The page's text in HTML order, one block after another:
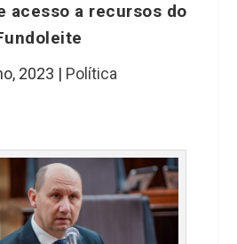
acesso a recursos do
2023 | Política